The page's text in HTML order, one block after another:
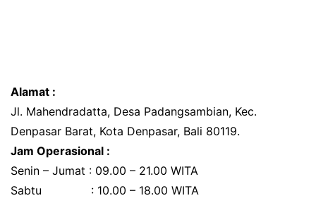
Alamat :
Jl. Mahendradatta, Desa Padangsambian, Kec.
Denpasar Barat, Kota Denpasar, Bali 80119.
Jam Operasional :
Senin – Jumat : 09.00 – 21.00 WITA
Sabtu
: 10.00 – 18.00 WITA